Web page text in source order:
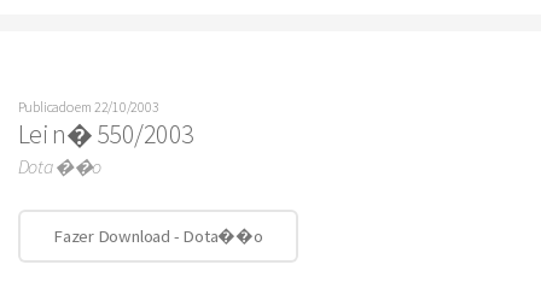
Publicado em 22/10/2003
Lei n� 550/2003
Dota��o
Fazer Download - Dota��o